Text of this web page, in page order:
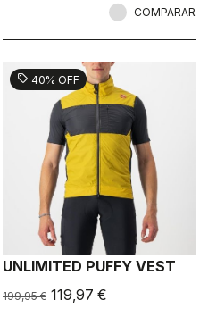
COMPARAR
sell 40% OFF
UNLIMITED PUFFY VEST
199,95 € 119,97 €